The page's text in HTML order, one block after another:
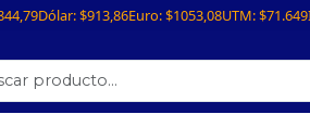
Dólar:$913,86Euro:$1053,08UTM:$71.649